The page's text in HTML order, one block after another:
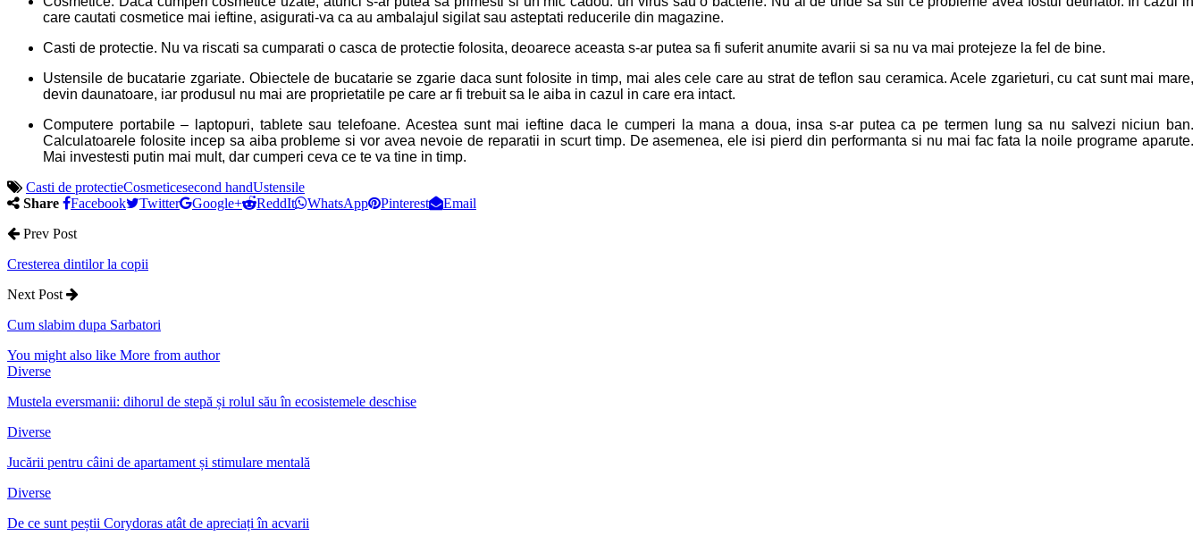
care cautati cosmetice mai ieftine, asigurati-va ca au ambalajul sigilat sau asteptati reducerile din magazine.
Casti de protectie. Nu va riscati sa cumparati o casca de protectie folosita, deoarece aceasta s-ar putea sa fi suferit anumite avarii si sa nu va mai protejeze la fel de bine.
Ustensile de bucatarie zgariate. Obiectele de bucatarie se zgarie daca sunt folosite in timp, mai ales cele care au strat de teflon sau ceramica. Acele zgarieturi, cu cat sunt mai mare,
devin daunatoare, iar produsul nu mai are proprietatile pe care ar fi trebuit sa le aiba in cazul in care era intact.
Computere portabile – laptopuri, tablete sau telefoane. Acestea sunt mai ieftine daca le cumperi la mana a doua, insa s-ar putea ca pe termen lung sa nu salvezi niciun ban.
Calculatoarele folosite incep sa aiba probleme si vor avea nevoie de reparatii in scurt timp. De asemenea, ele isi pierd din performanta si nu mai fac fata la noile programe aparute.
Mai investesti putin mai mult, dar cumperi ceva ce te va tine in timp.
Casti de protectieCosmeticesecond handUstensile
Share
Facebook Twitter Google+ ReddIt WhatsApp Pinterest
Email
Prev Post
Cresterea dintilor la copii
Next Post
Cum slabim dupa Sarbatori
You might also like More from author
Diverse
Mustela eversmanii: dihorul de stepă și rolul său în ecosistemele deschise
Diverse
Jucării pentru câini de apartament și stimulare mentală
Diverse
De ce sunt peștii Corydoras atât de apreciați în acvarii